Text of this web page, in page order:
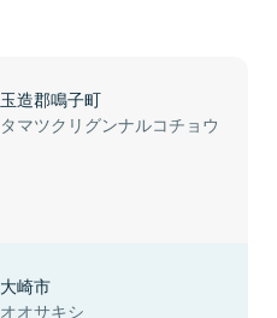
玉造郡鳴子町
タマツクリグンナルコチョウ
大崎市
オオサキシ